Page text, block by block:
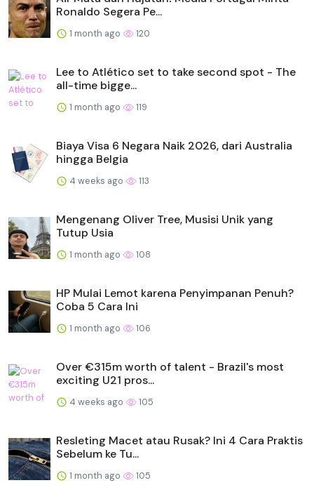
Ronaldo Segera Pe...
1 month ago 120
Lee to Atlético set to take second spot - The
all-time bigge...
1 month ago 119
Biaya Visa 6 Negara Naik 2026, dari Australia
hingga Belgia
4 weeks ago 113
Mengenang Oliver Tree, Musisi Unik yang
Tutup Usia
1 month ago 108
HP Mulai Lemot karena Penyimpanan Penuh?
Coba 5 Cara Ini
1 month ago 106
Over €315m worth of talent - Brazil's most
exciting U21 pros...
4 weeks ago 105
Resleting Macet atau Rusak? Ini 4 Cara Praktis
Sebelum ke Tu...
1 month ago 105